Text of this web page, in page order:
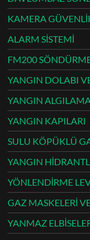
KAMERA
ALARM SİSTEMİ
FM200
YANGIN DOLABI
YANGIN
YANGIN KAPILARI
SULU KÖPÜKLÜ
YANGIN
YÖNLENDİRME
GAZ MASKELERİ
YANMAZ